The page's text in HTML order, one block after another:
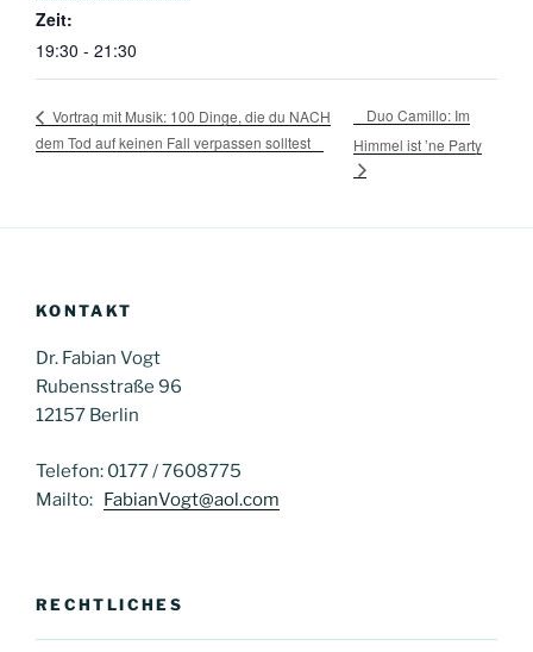
Zeit:
19:30 - 21:30
Vortrag mit Musik: 100 Dinge, die du NACH
dem Tod auf keinen Fall verpassen solltest
Duo Camillo: Im
Himmel ist ’ne Party
KONTAKT
Dr. Fabian Vogt
Rubensstraße 96
12157 Berlin
Telefon: 0177 / 7608775
Mailto: FabianVogt@aol.com
RECHTLICHES